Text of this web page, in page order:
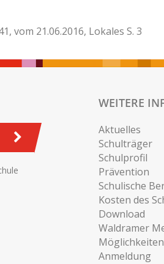
vom 21.06.2016, Lokales S. 3
WEITERE
Aktuelles
Schulträger
Schulprofil
Prävention
Schulische
Kosten des
Download
Waldramer
Anmeldung